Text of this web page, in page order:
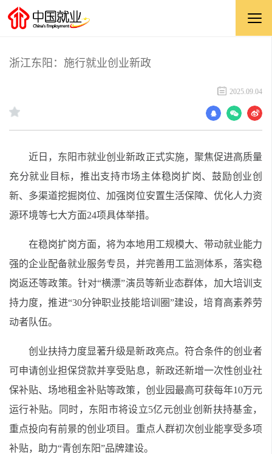
浙江东阳：施行就业创业新政
2025.09.04
近日，东阳市就业创业新政正式实施，聚焦促进高质量
充分就业目标，推出支持市场主体稳岗扩岗、鼓励创业创
新、多渠道挖掘岗位、加强岗位安置生活保障、优化人力资
源环境等七大方面24项具体举措。
在稳岗扩岗方面，将为本地用工规模大、带动就业能力
强的企业配备就业服务专员，并完善用工监测体系，落实稳
岗返还等政策。针对“横漂”演员等新业态群体，加大培训支
持力度，推进“30分钟职业技能培训圈”建设，培育高素养劳
动者队伍。
创业扶持力度显著升级是新政亮点。符合条件的创业者
可申请创业担保贷款并享受贴息，新政还新增一次性创业社
保补贴、场地租金补贴等政策，创业园最高可获每年10万元
运行补贴。同时，东阳市将设立5亿元创业创新扶持基金，
重点投向有前景的创业项目。重点人群初次创业能享受多项
补贴，助力“青创东阳”品牌建设。